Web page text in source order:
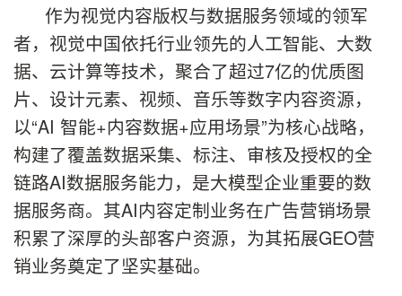
作为视觉内容版权与数据服务领域的领军
者，视觉中国依托行业领先的人工智能、大数
据、云计算等技术，聚合了超过7亿的优质图
片、设计元素、视频、音乐等数字内容资源，
以“AI 智能+内容数据+应用场景”为核心战略，
构建了覆盖数据采集、标注、审核及授权的全
链路AI数据服务能力，是大模型企业重要的数
据服务商。其AI内容定制业务在广告营销场景
积累了深厚的头部客户资源，为其拓展GEO营
销业务奠定了坚实基础。